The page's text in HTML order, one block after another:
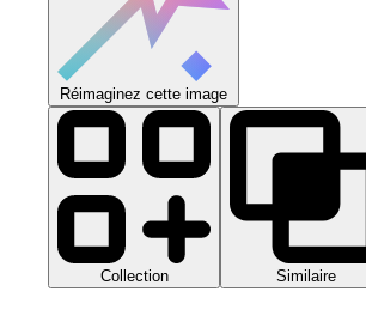
Réimaginez cette image
Collection Similaire